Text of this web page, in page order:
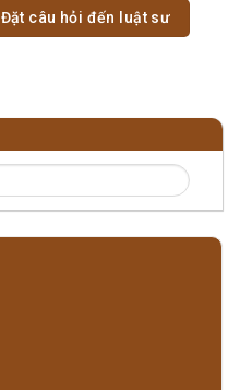
Đặt câu hỏi đến luật sư